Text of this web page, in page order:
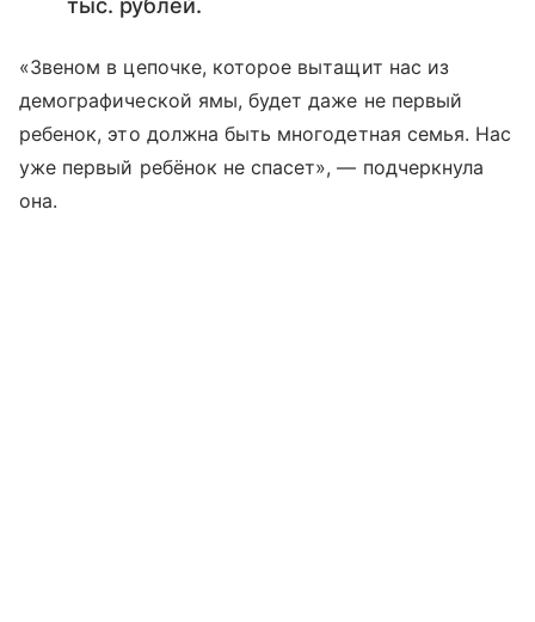
тыс. рублей.
«Звеном в цепочке, которое вытащит нас из
демографической ямы, будет даже не первый
ребенок, это должна быть многодетная семья. Нас
уже первый ребёнок не спасет», — подчеркнула
она.